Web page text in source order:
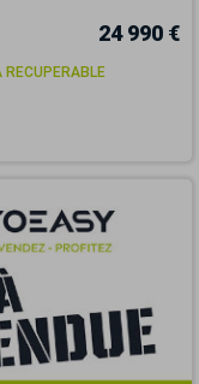
24 990 €